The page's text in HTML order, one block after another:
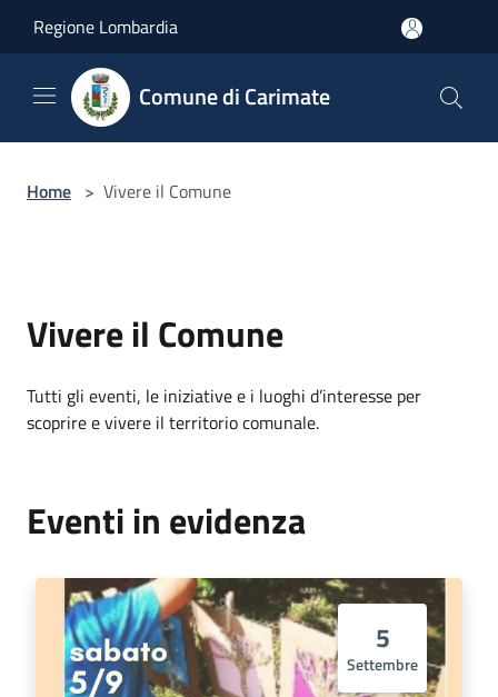
Regione Lombardia
Comune di Carimate
Home > Vivere il Comune
Vivere il Comune
Tutti gli eventi, le iniziative e i luoghi d’interesse per
scoprire e vivere il territorio comunale.
Eventi in evidenza
5
Settembre